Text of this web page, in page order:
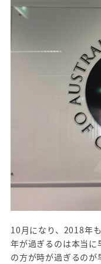
10月になり、2018年
年が過ぎるのは本当に
の方が時が過ぎるの